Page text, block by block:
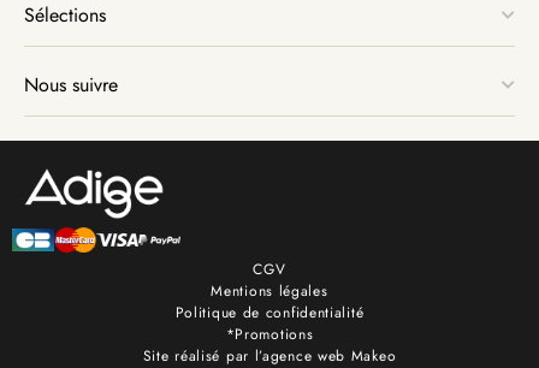
Sélections
Nous suivre
CGV
Mentions légales
Politique de confidentialité
*Promotions
Site réalisé par l’agence web Makeo